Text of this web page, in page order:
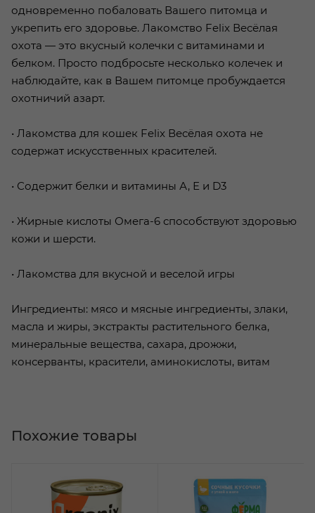
одновременно побаловать Вашего питомца и
укрепить его здоровье. Лакомство Felix Весёлая
охота — это вкусный колечки с витаминами и
белком. Просто подбросьте несколько колечек и
наблюдайте, как в Вашем питомце пробуждается
охотничий азарт.
• Лакомства для кошек Felix Весёлая охота не
содержат искусственных красителей.
• Содержит белки и витамины А, Е и D3
• Жирные кислоты Омега-6 способствуют здоровью
кожи и шерсти.
• Лакомства для вкусной и веселой игры
Ингредиенты: мясо и мясные ингредиенты, злаки,
масла и жиры, экстракты растительного белка,
минеральные вещества, сахара, дрожжи,
консерванты, красители, аминокислоты, витам
Похожие товары